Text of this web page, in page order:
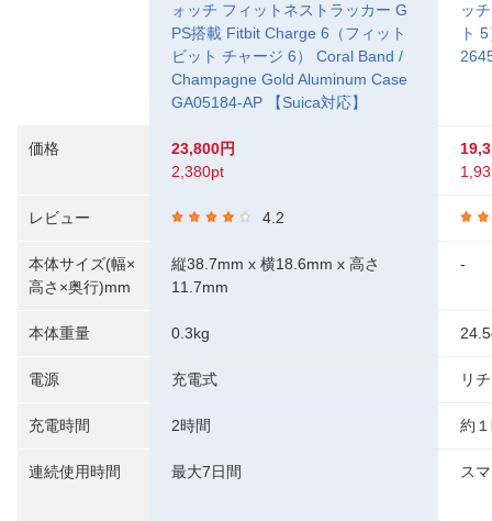
価格
レビュー
本体サイズ(幅×
高さ×奥行)mm
本体重量
電源
充電時間
連続使用時間
ォッチ フィットネストラッカー G
PS搭載 Fitbit Charge 6（フィット
ビット チャージ 6） Coral Band /
Champagne Gold Aluminum Case
GA05184-AP 【Suica対応】
23,800円
2,380pt
4.2
縦38.7mm x 横18.6mm x 高さ
11.7mm
0.3kg
充電式
2時間
最大7日間
ッ
ト
-
リ
約
ス